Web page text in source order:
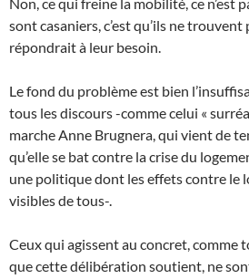
sont casaniers, c’est qu’ils ne
répondrait à leur besoin.
Le fond du problème est bien
tous les discours -comme celui «
marche Anne Brugnera, qui vient de
qu’elle se bat contre la crise du
une politique dont les effets contre le
visibles de tous-.
Ceux qui agissent au concret, comme
que cette délibération soutient, ne